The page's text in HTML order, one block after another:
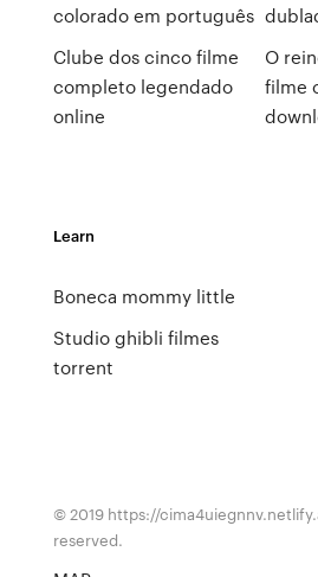
colorado em português
Clube dos cinco filme
completo legendado
online
O
filme
Learn
Boneca mommy little
Studio ghibli filmes
torrent
© 2019 https://
reserved.